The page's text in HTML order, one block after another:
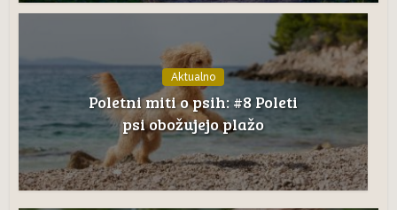
Aktualno
Poletni miti o psih: #8 Poleti
psi obožujejo plažo